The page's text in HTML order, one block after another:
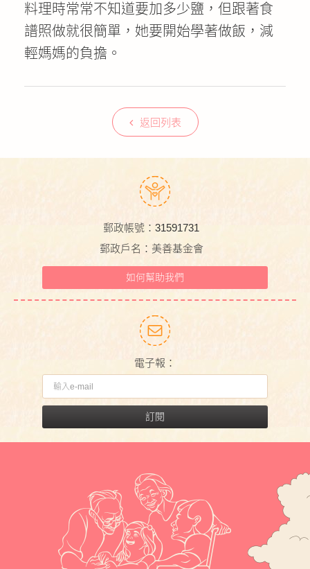
料理時常常不知道要加多少鹽，但跟著食
譜照做就很簡單，她要開始學著做飯，減
輕媽媽的負擔。
返回列表
郵政帳號：31591731
郵政戶名：美善基金會
如何幫助我們
電子報：
訂閱